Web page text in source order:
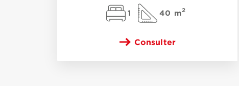
1 40 m2
Consulter